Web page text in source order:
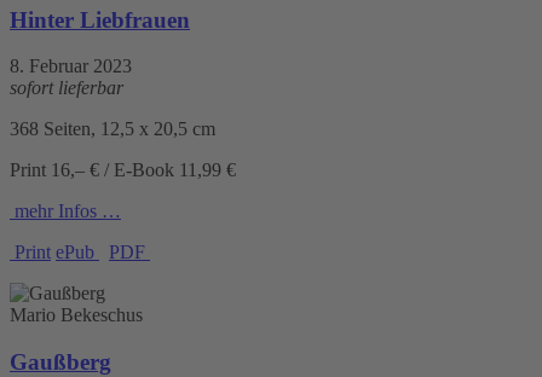
Hinter Liebfrauen
8. Februar 2023
sofort lieferbar
368 Seiten, 12,5 x 20,5 cm
Print 16,– € / E-Book 11,99 €
mehr Infos …
Print ePub PDF
Mario Bekeschus
Gaußberg